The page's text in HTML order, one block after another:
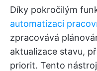
Díky pokročilým
automatizaci
zpracovává
aktualizace stavu,
priorit. Tento